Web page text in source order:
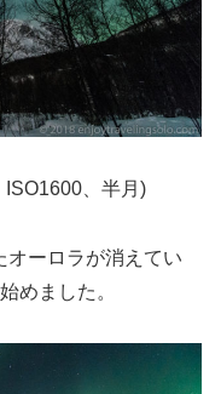
、半月)
オーロラが消えてい
めました。